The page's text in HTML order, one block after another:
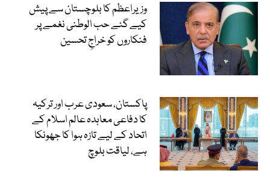
وزیراعظم کا بلوچستان سے پیش
کیے گئے حب الوطنی نغمے پر
فنکاروں کو خراجِ تحسین
پاکستان، سعودی عرب اور ترکیہ
کا دفاعی معاہدہ عالم اسلام کے
اتحاد کے لیے تازہ ہوا کا جھونکا
ہے، لیاقت بلوچ